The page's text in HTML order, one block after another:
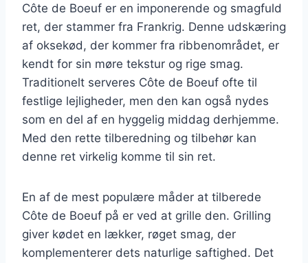
Côte de Boeuf er en imponerende og smagfuld
ret, der stammer fra Frankrig. Denne udskæring
af oksekød, der kommer fra ribbenområdet, er
kendt for sin møre tekstur og rige smag.
Traditionelt serveres Côte de Boeuf ofte til
festlige lejligheder, men den kan også nydes
som en del af en hyggelig middag derhjemme.
Med den rette tilberedning og tilbehør kan
denne ret virkelig komme til sin ret.
En af de mest populære måder at tilberede
Côte de Boeuf på er ved at grille den. Grilling
giver kødet en lækker, røget smag, der
komplementerer dets naturlige saftighed. Det